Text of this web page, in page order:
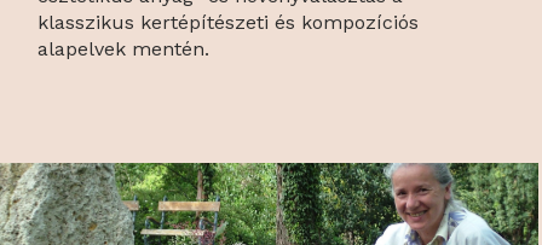
klasszikus kertépítészeti és kompozíciós
alapelvek mentén.